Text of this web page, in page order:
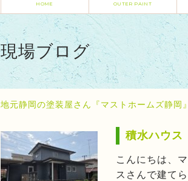
HOME OUTER PAINT
現場ブログ
地元静岡の塗装屋さん『マストホームズ静岡』
積水ハウ
こんにちは、
スさんで建て